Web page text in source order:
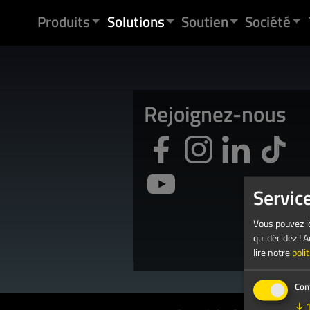
Produits Solutions Soutien Société
Rejoignez-nous
Vous pouvez
qui décidez !
lire notre
↓ 1